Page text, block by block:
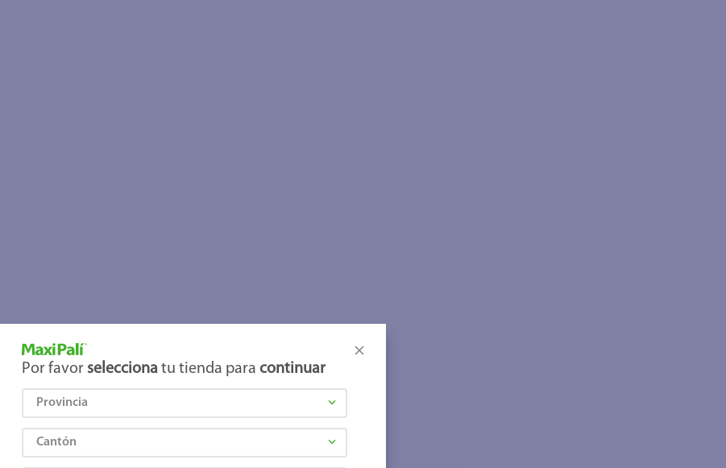
Por favor selecciona tu tienda para continuar
Provincia
Cantón